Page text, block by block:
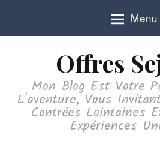
Menu
Offres
Mon Blog Est Votre
L'aventure, Vous
Contrées Lointaines
Expériences